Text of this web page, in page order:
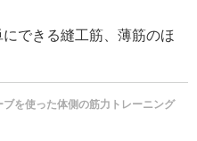
できる縫工筋、薄筋のほ
ブを使った体側の筋力トレーニング